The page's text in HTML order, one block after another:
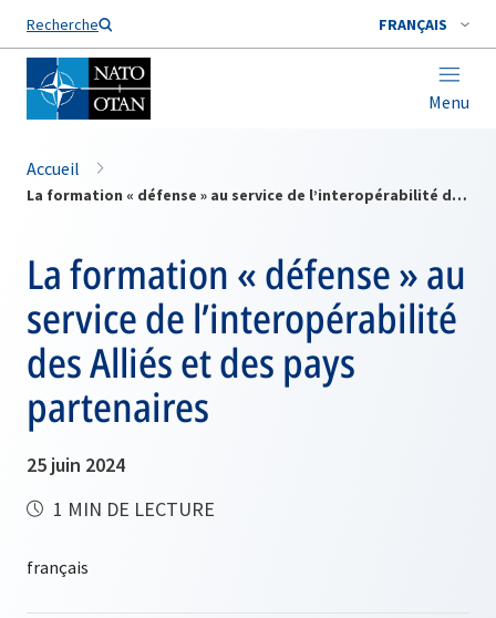
Recherche FRANÇAIS
Menu
Nom de famille*
Accueil
La formation « défense » au service de l’interopérabilité des Alliés et des pays partenaires
La formation « défense » au
service de l’interopérabilité
des Alliés et des pays
partenaires
25 juin 2024
1 MIN DE LECTURE